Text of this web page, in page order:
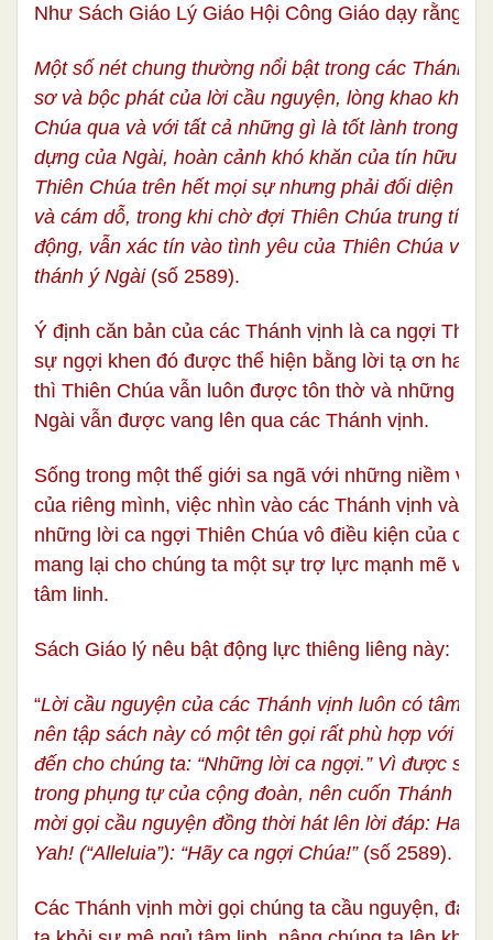
Như Sách Giáo Lý Giáo Hội Công Giáo dạy rằng:
Một số nét chung thường nổi bật trong các Thánh
sơ và bộc phát của lời cầu nguyện, lòng khao khát
Chúa qua và với tất cả những gì là tốt lành trong
dựng của Ngài, hoàn cảnh khó khăn của tín hữu
Thiên Chúa trên hết mọi sự nhưng phải đối diện với
và cám dỗ, trong khi chờ đợi Thiên Chúa trung tín
động, vẫn xác tín vào tình yêu của Thiên Chúa và
thánh ý Ngài(số 2589).
Ý định căn bản của các Thánh vịnh là ca ngợi
sự ngợi khen đó được thể hiện bằng lời tạ ơn hay
thì Thiên Chúa vẫn luôn được tôn thờ và những lời
Ngài vẫn được vang lên qua các Thánh vịnh.
Sống trong một thế giới sa ngã với những niềm vui
của riêng mình, việc nhìn vào các Thánh vịnh và
những lời ca ngợi Thiên Chúa vô điều kiện của các
mang lại cho chúng ta một sự trợ lực mạnh mẽ về
tâm linh.
Sách Giáo lý nêu bật động lực thiêng liêng này:
“Lời cầu nguyện của các Thánh vịnh luôn có tâm
nên tập sách này có một tên gọi rất phù hợp với
đến cho chúng ta: “Những lời ca ngợi.” Vì được sưu
trong phụng tự của cộng đoàn, nên cuốn Thánh
mời gọi cầu nguyện đồng thời hát lên lời đáp:
Yah! (“Alleluia”): “Hãy ca ngợi Chúa!”(số 2589).
Các Thánh vịnh mời gọi chúng ta cầu nguyện,